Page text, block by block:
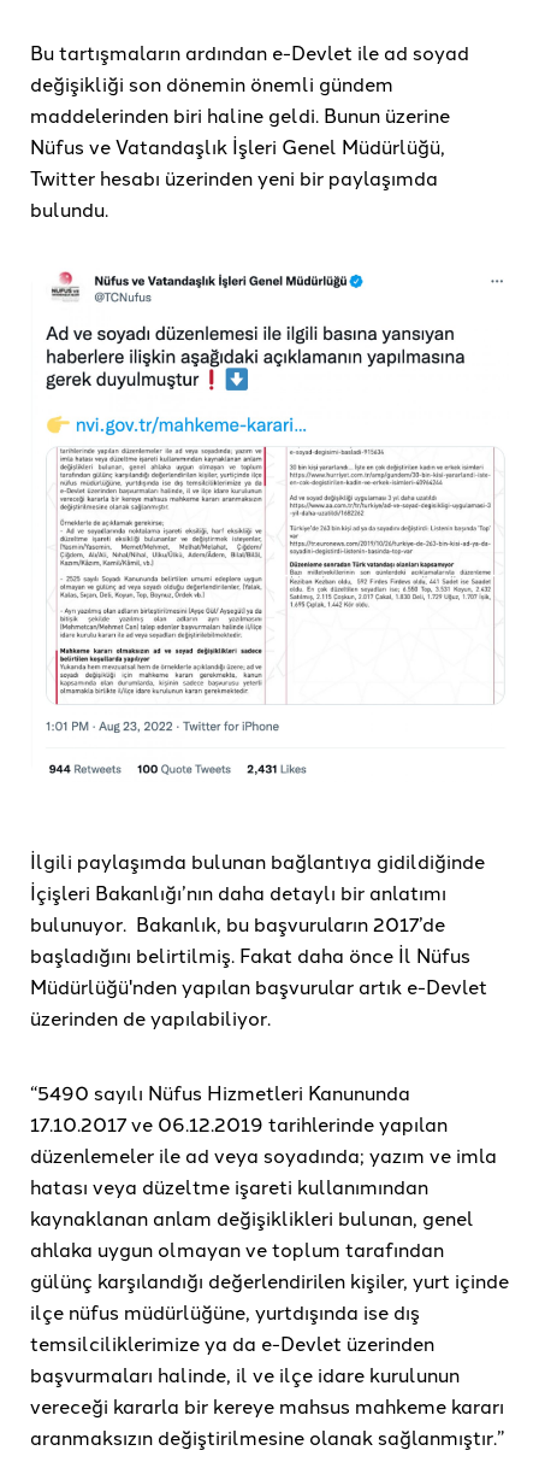
Bu tartışmaların ardından e-Devlet ile ad soyad
değişikliği son dönemin önemli gündem
maddelerinden biri haline geldi. Bunun üzerine
Nüfus ve Vatandaşlık İşleri Genel Müdürlüğü,
Twitter hesabı üzerinden yeni bir paylaşımda
bulundu.
İlgili paylaşımda bulunan bağlantıya gidildiğinde
İçişleri Bakanlığı’nın daha detaylı bir anlatımı
bulunuyor. Bakanlık, bu başvuruların 2017’de
başladığını belirtilmiş. Fakat daha önce İl Nüfus
Müdürlüğü'nden yapılan başvurular artık e-Devlet
üzerinden de yapılabiliyor.
“5490 sayılı Nüfus Hizmetleri Kanununda
17.10.2017 ve 06.12.2019 tarihlerinde yapılan
düzenlemeler ile ad veya soyadında; yazım ve imla
hatası veya düzeltme işareti kullanımından
kaynaklanan anlam değişiklikleri bulunan, genel
ahlaka uygun olmayan ve toplum tarafından
gülünç karşılandığı değerlendirilen kişiler, yurt içinde
ilçe nüfus müdürlüğüne, yurtdışında ise dış
temsilciliklerimize ya da e-Devlet üzerinden
başvurmaları halinde, il ve ilçe idare kurulunun
vereceği kararla bir kereye mahsus mahkeme kararı
aranmaksızın değiştirilmesine olanak sağlanmıştır.”